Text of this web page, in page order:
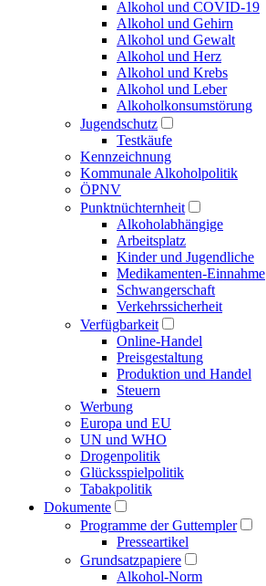
Alkohol und COVID-19
Alkohol und Gehirn
Alkohol und Gewalt
Alkohol und Herz
Alkohol und Krebs
Alkohol und Leber
Alkoholkonsumstörung
Jugendschutz
Testkäufe
Kennzeichnung
Kommunale Alkoholpolitik
ÖPNV
Punktnüchternheit
Alkoholabhängige
Arbeitsplatz
Kinder und Jugendliche
Medikamenten-Einnahme
Schwangerschaft
Verkehrssicherheit
Verfügbarkeit
Online-Handel
Preisgestaltung
Produktion und Handel
Steuern
Werbung
Europa und EU
UN und WHO
Drogenpolitik
Glücksspielpolitik
Tabakpolitik
Dokumente
Programme der Guttempler
Presse­artikel
Grundsatzpapiere
Alkohol-Norm